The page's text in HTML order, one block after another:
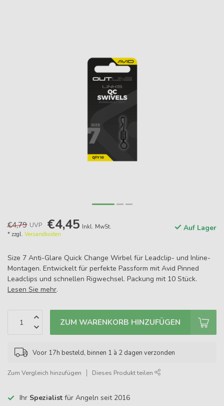
€4,79 UVP €4,45 Inkl. MwSt.
* zzgl. Versandkosten
Auf Lager
Size 7 Anti-Glare Quick Change Wirbel für Leadclip- und Inline-
Montagen. Entwickelt für perfekte Passform mit Avid Pinned
Leadclips und schnellen Rigwechsel. Packung mit 10 Stück.
Lesen Sie mehr.
ZUM WARENKORB HINZUFÜGEN
Voor 17h besteld, binnen 1 à 2 dagen verzonden
Zum Vergleich hinzufügen Dieses Produkt teilen
Ihr Spezialist für Angeln seit 2016